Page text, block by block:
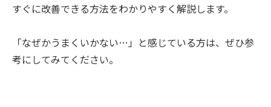
すぐに改善できる方法をわかりやすく解説します。
「なぜかうまくいかない…」と感じている方は、ぜひ参
考にしてみてください。